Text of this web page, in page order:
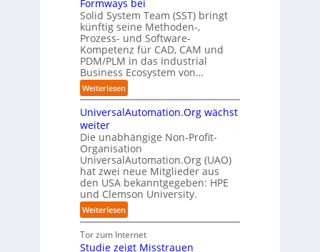
n
u
n
b
e
s
t
z
r
d
e
n
G
i
g
a
f
a
c
t
o
r
y
-
A
u
s
b
a
E
O
n
z
e
n
t
r
e
n
n
D
e
u
t
s
c
h
l
a
n
d
f
f
p
u
n
k
t
f
r
p
r
a
x
i
s
n
a
e
i
s
r
u
p
t
b
l
i
c
k
t
a
u
f
d
i
e
Z
u
Formways bei
Solid System Team (SST) bringt
künftig seine Methoden-,
Prozess- und Software-
Kompetenz für CAD, CAM und
PDM/PLM in das Industrial
Business Ecosystem von…
Weiterlesen:
S
o
i
d
S
y
s
t
e
m
T
e
UniversalAutomation.Org wächst
weiter
Die unabhängige Non-Profit-
Organisation
UniversalAutomation.Org (UAO)
hat zwei neue Mitglieder aus
den USA bekanntgegeben: HPE
und Clemson University.
Weiterlesen:
U
n
i
Tor zum Internet
Studie zeigt Misstrauen